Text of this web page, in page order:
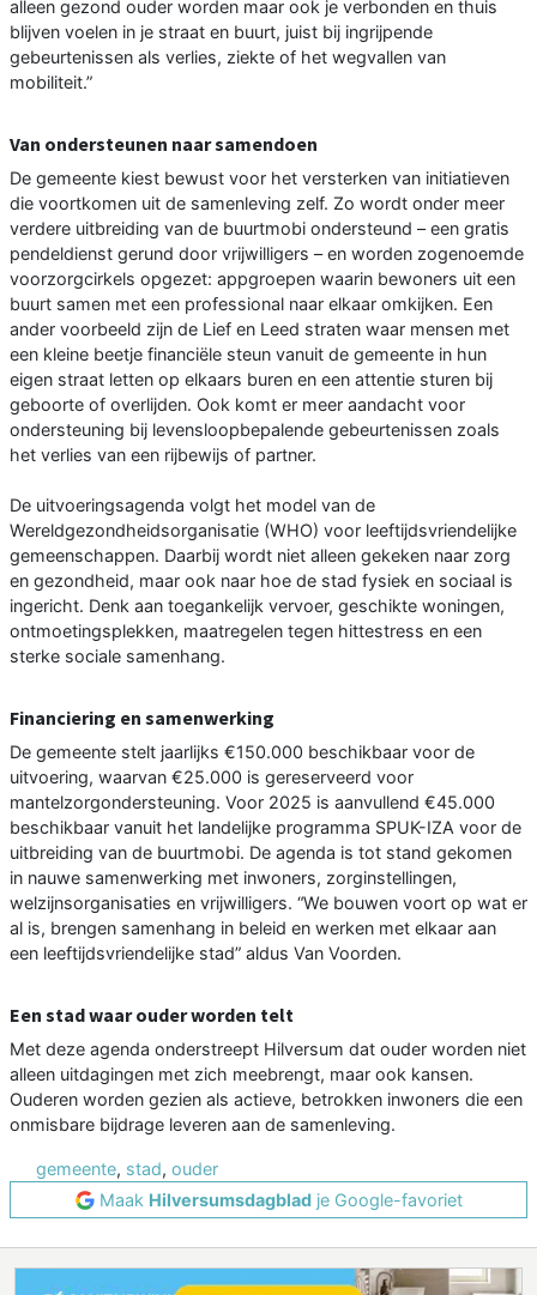
alleen gezond ouder worden maar ook je verbonden en thuis
blijven voelen in je straat en buurt, juist bij ingrijpende
gebeurtenissen als verlies, ziekte of het wegvallen van
mobiliteit.”
Van ondersteunen naar samendoen
De gemeente kiest bewust voor het versterken van initiatieven
die voortkomen uit de samenleving zelf. Zo wordt onder meer
verdere uitbreiding van de buurtmobi ondersteund – een gratis
pendeldienst gerund door vrijwilligers – en worden zogenoemde
voorzorgcirkels opgezet: appgroepen waarin bewoners uit een
buurt samen met een professional naar elkaar omkijken. Een
ander voorbeeld zijn de Lief en Leed straten waar mensen met
een kleine beetje financiële steun vanuit de gemeente in hun
eigen straat letten op elkaars buren en een attentie sturen bij
geboorte of overlijden. Ook komt er meer aandacht voor
ondersteuning bij levensloopbepalende gebeurtenissen zoals
het verlies van een rijbewijs of partner.
De uitvoeringsagenda volgt het model van de
Wereldgezondheidsorganisatie (WHO) voor leeftijdsvriendelijke
gemeenschappen. Daarbij wordt niet alleen gekeken naar zorg
en gezondheid, maar ook naar hoe de stad fysiek en sociaal is
ingericht. Denk aan toegankelijk vervoer, geschikte woningen,
ontmoetingsplekken, maatregelen tegen hittestress en een
sterke sociale samenhang.
Financiering en samenwerking
De gemeente stelt jaarlijks €150.000 beschikbaar voor de
uitvoering, waarvan €25.000 is gereserveerd voor
mantelzorgondersteuning. Voor 2025 is aanvullend €45.000
beschikbaar vanuit het landelijke programma SPUK-IZA voor de
uitbreiding van de buurtmobi. De agenda is tot stand gekomen
in nauwe samenwerking met inwoners, zorginstellingen,
welzijnsorganisaties en vrijwilligers. “We bouwen voort op wat er
al is, brengen samenhang in beleid en werken met elkaar aan
een leeftijdsvriendelijke stad” aldus Van Voorden.
Een stad waar ouder worden telt
Met deze agenda onderstreept Hilversum dat ouder worden niet
alleen uitdagingen met zich meebrengt, maar ook kansen.
Ouderen worden gezien als actieve, betrokken inwoners die een
onmisbare bijdrage leveren aan de samenleving.
gemeente, stad, ouder
Maak Hilversumsdagbladje Google-favoriet